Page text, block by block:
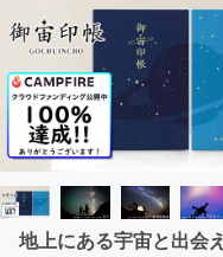
テクノロジー
映像・映画
ビジネス・起
まちづくり・
地上にある宇宙と出会